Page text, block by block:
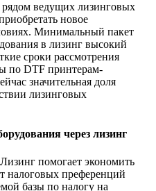
рядом ведущих лизинговых
новое
Минимальный пакет
в лизинг высокий
сроки рассмотрения
по DTF принтерам-
значительная доля
лизинговых
через лизинг
помогает экономить
налоговых преференций
базы по налогу на